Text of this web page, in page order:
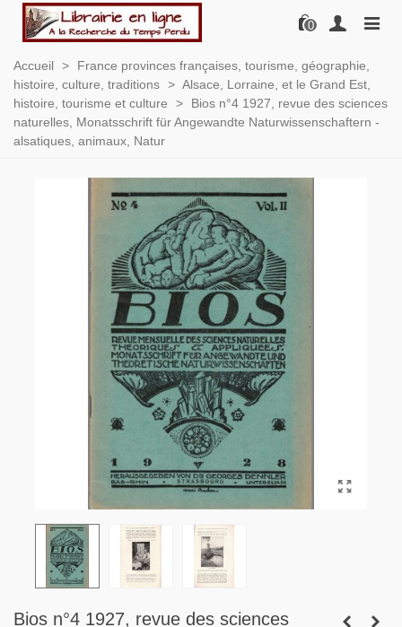
0
Accueil >
France provinces françaises, tourisme, géographie,
histoire, culture, traditions > Alsace, Lorraine, et le Grand Est,
histoire, tourisme et culture
>
Bios n°4 1927, revue des sciences
naturelles, Monatsschrift für Angewandte Naturwissenschaftern -
alsatiques, animaux, Natur
Bios n°4 1927, revue des sciences